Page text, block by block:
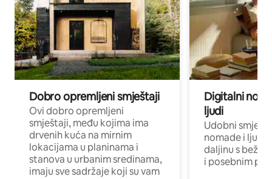
Dobro opremljeni smještaji
Ovi dobro opremljeni
smještaji, među kojima ima
drvenih kuća na mirnim
lokacijama u planinama i
stanova u urbanim sredinama,
imaju sve sadržaje koji su vam
Digitalni
ljudi
Udobni
nomade i ljude
daljinu s
i posebnim